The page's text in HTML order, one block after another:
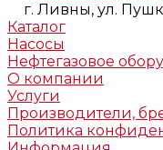
г. Ливны, ул.
Каталог
Насосы
Нефтегазовое
О компании
Услуги
Производители,
Политика